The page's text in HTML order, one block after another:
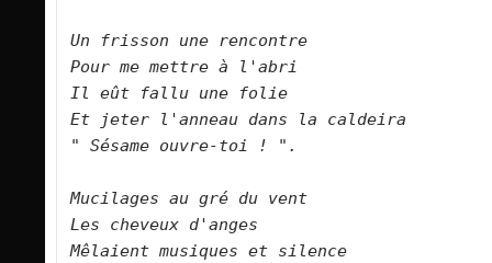
Un frisson une rencontre
Pour me mettre à l'abri
Il eût fallu une folie
Et jeter l'anneau dans la caldeira
" Sésame ouvre-toi ! ".
Mucilages au gré du vent
Les cheveux d'anges
Mêlaient musiques et silence